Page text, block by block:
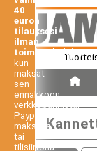
40
euron
tilauksesi
ilman
toimituskuluja,
kun
maksat
sen
ennakkoon
verkkopankista,
Paypal-
maksuna
tai
tilisiirtona.